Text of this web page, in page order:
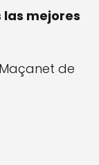
mejores
Maçanet de